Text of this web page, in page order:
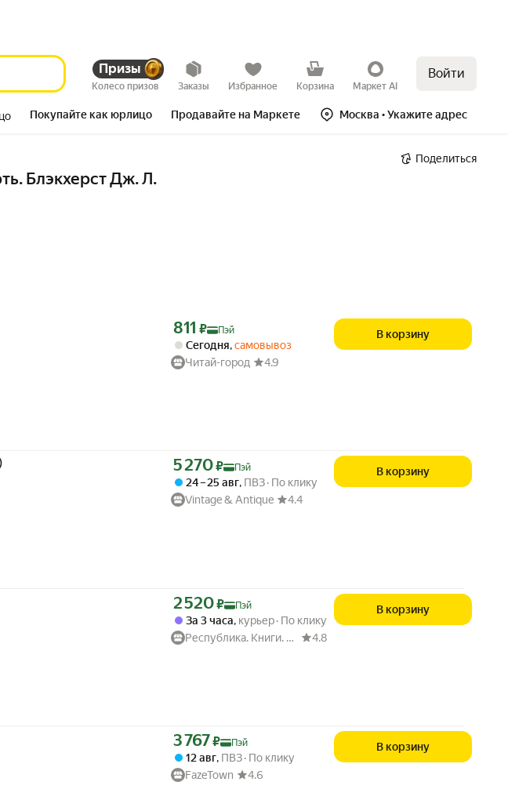
Призы
Колесо призов Заказы Избранное Корзина Маркет AI
Войти
Покупайте как юрлицо Продавайте на Маркете Москва • Укажите адрес
Блэкхерст Дж. Л.
Поделиться
Цена с картой Яндекс Пэй 811 ₽ вместо
811 ₽ Пэй
Сегодня,самовывоз
Читай-город
4.9
В корзину
Цена с картой Яндекс Пэй 5270 ₽ вместо
5 270₽ Пэй
24 – 25 авг, ПВЗ По клику
Vintage & Antique
4.4
В корзину
Цена с картой Яндекс Пэй 2520 ₽ вместо
2 520₽ Пэй
За 3 часа, курьер По клику
Республика. Книги. Музыка. Перспектива.
4.8
В корзину
Цена с картой Яндекс Пэй 3767 ₽ вместо
3 767₽ Пэй
12 авг, ПВЗ По клику
FazeTown
4.6
В корзину